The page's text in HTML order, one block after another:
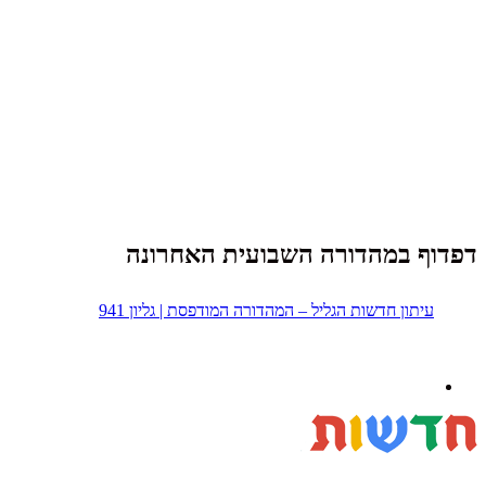
דפדוף במהדורה השבועית האחרונה
עיתון חדשות הגליל – המהדורה המודפסת | גליון 941